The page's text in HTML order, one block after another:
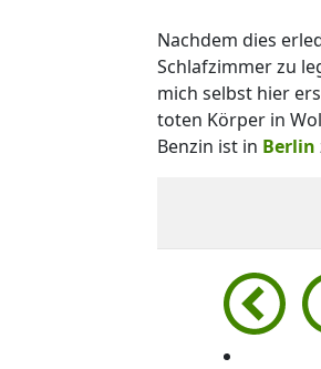
Nachdem dies
Schlafzimmer zu
mich selbst hier
toten Körper in
Benzin ist in Berlin